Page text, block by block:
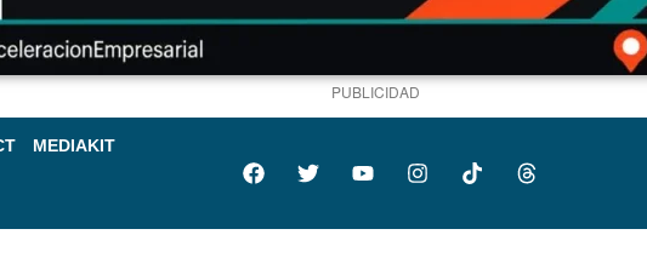
PUBLICIDAD
MEDIAKIT